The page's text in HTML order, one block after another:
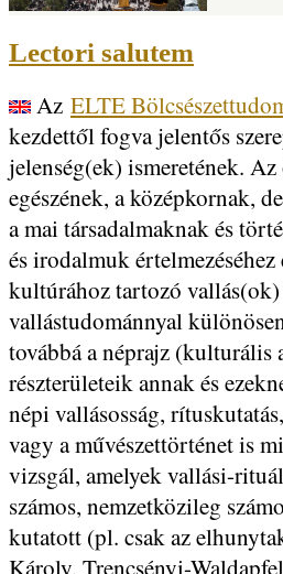
Lectori salutem
Az ELTE
kezdettől fogva jelentős
jelenség(ek) ismeretének.
egészének, a középkornak,
a mai társadalmaknak és
és irodalmuk
kultúrához tartozó
vallástudománnyal
továbbá a néprajz
részterületeik annak és
népi vallásosság,
vagy a művészettörténet is
vizsgál, amelyek vallási-
számos, nemzetközileg
kutatott (pl. csak az